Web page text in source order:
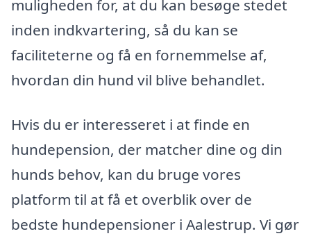
muligheden for, at du kan besøge stedet
inden indkvartering, så du kan se
faciliteterne og få en fornemmelse af,
hvordan din hund vil blive behandlet.
Hvis du er interesseret i at finde en
hundepension, der matcher dine og din
hunds behov, kan du bruge vores
platform til at få et overblik over de
bedste hundepensioner i Aalestrup. Vi gør